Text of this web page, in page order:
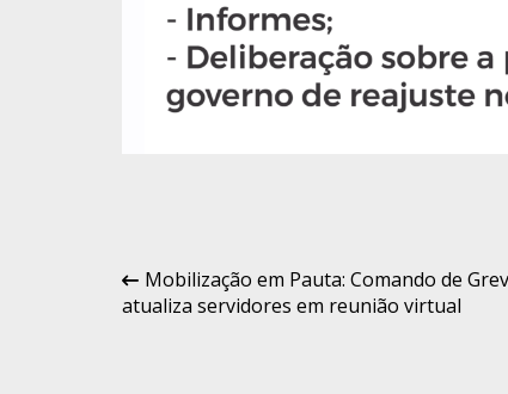
Navegação
de
Mobilização em Pauta: Comando de
atualiza servidores em reunião virtual